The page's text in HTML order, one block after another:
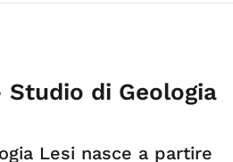
Studio di Geologia
Lesi nasce a partire